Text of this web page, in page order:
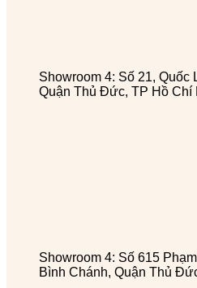
Showroom 4: Số 21,
Quận Thủ Đức, TP Hồ Chí
Showroom 4: Số 615
Bình Chánh, Quận Thủ